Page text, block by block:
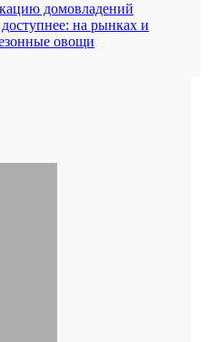
домовладений
на рынках и
овощи